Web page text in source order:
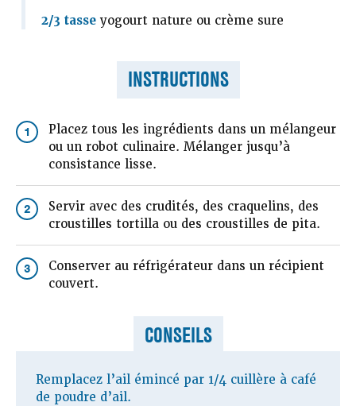
2/3 tasse yogourt nature ou crème sure
INSTRUCTIONS
1
Placez tous les ingrédients dans un mélangeur
ou un robot culinaire. Mélanger jusqu’à
consistance lisse.
2
Servir avec des crudités, des craquelins, des
croustilles tortilla ou des croustilles de pita.
3
Conserver au réfrigérateur dans un récipient
couvert.
CONSEILS
Remplacez l’ail émincé par 1/4 cuillère à café
de poudre d’ail.